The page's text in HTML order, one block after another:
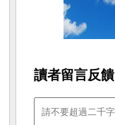
讀者留言反